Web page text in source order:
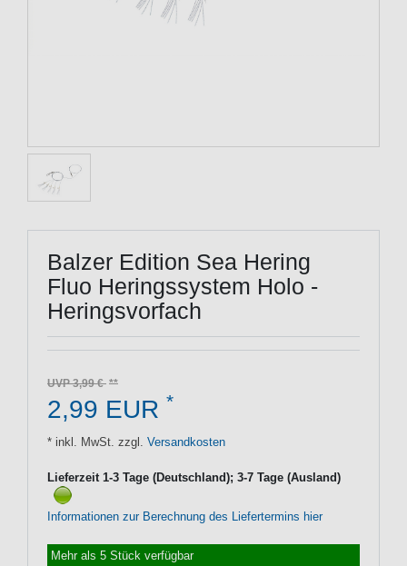
Balzer Edition Sea Hering
Fluo Heringssystem Holo -
Heringsvorfach
UVP 3,99 €
2,99 EUR *
* inkl. MwSt. zzgl. Versandkosten
Lieferzeit 1-3 Tage (Deutschland); 3-7 Tage (Ausland)
Informationen zur Berechnung des Liefertermins hier
Mehr als 5 Stück verfügbar